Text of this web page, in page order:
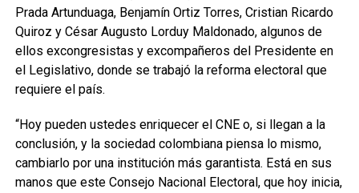
Prada Artunduaga, Benjamín Ortiz Torres, Cristian Ricardo
Quiroz y César Augusto Lorduy Maldonado, algunos de
ellos excongresistas y excompañeros del Presidente en
el Legislativo, donde se trabajó la reforma electoral que
requiere el país.
“Hoy pueden ustedes enriquecer el CNE o, si llegan a la
conclusión, y la sociedad colombiana piensa lo mismo,
cambiarlo por una institución más garantista. Está en sus
manos que este Consejo Nacional Electoral, que hoy inicia,